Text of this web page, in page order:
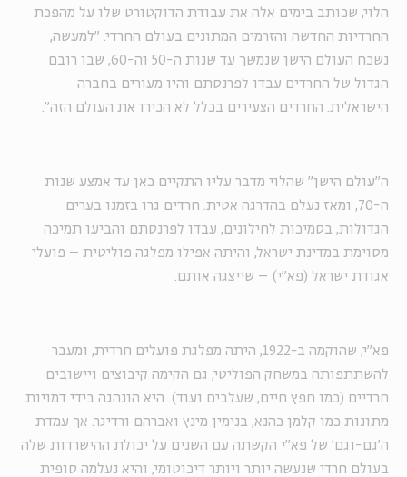
הלוי, שכותב בימים אלה את עבודת הדוקטורט שלו על מהפכת
החרדיות החדשה והזרמים המתונים בעולם החרדי. "למעשה,
נשכח העולם הישן שנמשך עד שנות ה-50 וה-60, שבו רובם
הגדול של החרדים עבדו לפרנסתם והיו מעורים בחברה
הישראלית. החרדים הצעירים בכלל לא הכירו את העולם הזה".
ה"עולם הישן" שהלוי מדבר עליו התקיים כאן עד אמצע שנות
ה-70, ומאז נעלם בהדרגה אטית. חרדים גרו בזמנו בערים
הגדולות, בסמיכות לחילונים, עבדו לפרנסתם והביעו תמיכה
מסוימת במדינת ישראל, והיתה אפילו מפלגה פוליטית – פועלי
אגודת ישראל (פא"י) – שייצגה אותם.
פא"י, שהוקמה ב-1922, היתה מפלגת פועלים חרדית, ומעבר
להשתתפותה במשחק הפוליטי, גם הקימה קיבוצים ויישובים
חרדיים (כמו חפץ חיים, שעלבים ועוד). היא הונהגה בידי דמויות
מתונות כמו קלמן כהנא, בנימין מינץ ואברהם ורדיגר. אך עמדת
ה'גם-וגם' של פא"י הקשתה עם השנים על יכולת ההישרדות שלה
בעולם חרדי שנעשה יותר ויותר דיכוטומי, והיא נעלמה סופית